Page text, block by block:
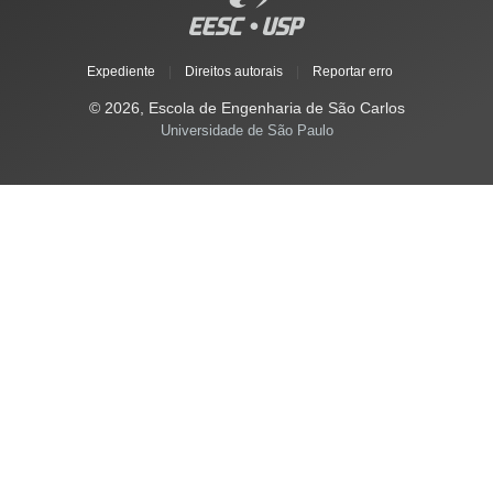
Expediente Direitos autorais Reportar erro
© 2026, Escola de Engenharia de São Carlos
Universidade de São Paulo